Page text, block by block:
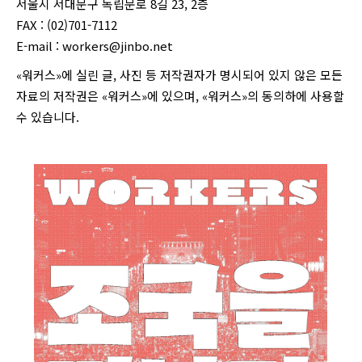
서울시 서대문구 독립문로 8길 23, 2층
FAX : (02)701-7112
E-mail : workers@jinbo.net
«워커스»에 실린 글, 사진 등 저작권자가 명시되어 있지 않은 모든
자료의 저작권은 «워커스»에 있으며, «워커스»의 동의하에 사용할
수 있습니다.